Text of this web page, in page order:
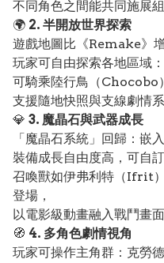
不同角色之間能共同施展
🌍 2. 半開放世界探索
遊戲地圖比《Remake》
玩家可自由探索各地區域
可騎乘陸行鳥（Chocobo
支援隨地快照與支線劇情
💎 3. 魔晶石與武器成長
「魔晶石系統」回歸：嵌
裝備成長自由度高，可自
召喚獸如伊弗利特（Ifrit
登場，
以電影級動畫融入戰鬥畫面
🧭 4. 多角色劇情視角
玩家可操作主角群：克勞